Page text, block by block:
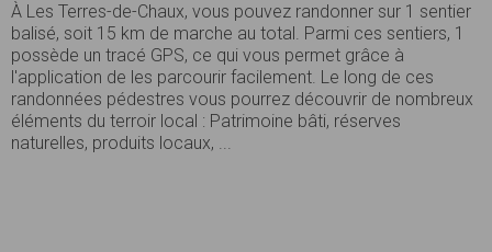
À Les Terres-de-Chaux, vous pouvez randonner sur 1 sentier
balisé, soit 15 km de marche au total. Parmi ces sentiers, 1
possède un tracé GPS, ce qui vous permet grâce à
l'application de les parcourir facilement. Le long de ces
randonnées pédestres vous pourrez découvrir de nombreux
éléments du terroir local : Patrimoine bâti, réserves
naturelles, produits locaux, ...